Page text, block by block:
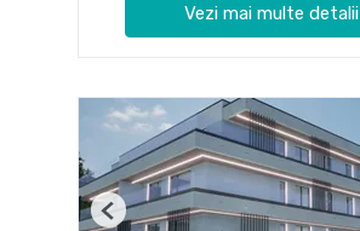
Vezi mai multe detalii
Previous